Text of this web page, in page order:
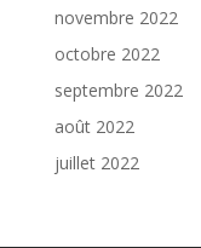
novembre 2022
octobre 2022
septembre 2022
août 2022
juillet 2022